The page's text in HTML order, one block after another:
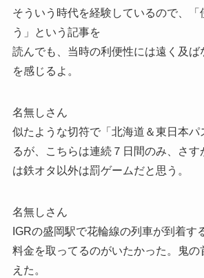
そういう時代を経験しているので、「
う」という記事を
読んでも、当時の利便性には遠く及ば
を感じるよ。
名無しさん
似たような切符で「北海道＆東日本パ
るが、こちらは連続７日間のみ、さす
は鉄オタ以外は罰ゲームだと思う。
名無しさん
IGRの盛岡駅で花輪線の列車が到着す
料金を取ってるのがいたかった。鬼の
えた。